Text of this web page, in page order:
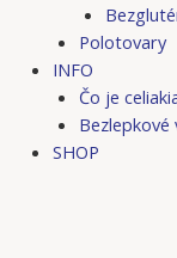
Polotovary
INFO
Čo je
SHOP